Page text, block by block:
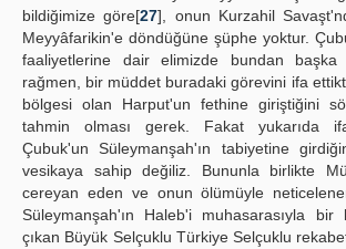
bildiğimize göre[27], onun Kurzahil
Meyyâfarikin'e döndüğüne şüphe yoktur.
faaliyetlerine dair elimizde bundan başka
rağmen, bir müddet buradaki görevini ifa
bölgesi olan Harput'un fethine giriştiğini
tahmin olması gerek. Fakat yukarıda
Çubuk'un Süleymanşah'ın tabiyetine
vesikaya sahip değiliz. Bununla birlikte
cereyan eden ve onun ölümüyle
Süleymanşah'ın Haleb'i muhasarasıyla
çıkan Büyük Selçuklu Türkiye Selçuklu